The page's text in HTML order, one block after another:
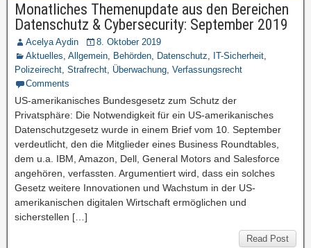
Monatliches Themenupdate aus den Bereichen
Datenschutz & Cybersecurity: September 2019
Acelya Aydin
8. Oktober 2019
Aktuelles, Allgemein, Behörden, Datenschutz, IT-Sicherheit,
Polizeirecht, Strafrecht, Überwachung, Verfassungsrecht
Comments
US-amerikanisches Bundesgesetz zum Schutz der
Privatsphäre: Die Notwendigkeit für ein US-amerikanisches
Datenschutzgesetz wurde in einem Brief vom 10. September
verdeutlicht, den die Mitglieder eines Business Roundtables,
dem u.a. IBM, Amazon, Dell, General Motors and Salesforce
angehören, verfassten. Argumentiert wird, dass ein solches
Gesetz weitere Innovationen und Wachstum in der US-
amerikanischen digitalen Wirtschaft ermöglichen und
sicherstellen […]
Read Post